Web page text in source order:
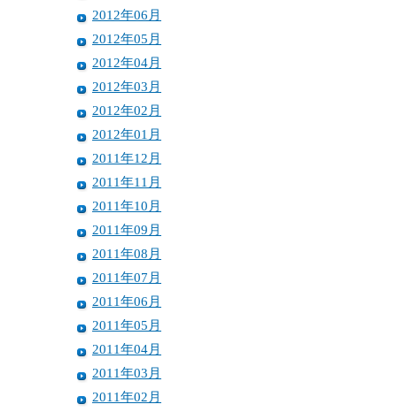
2012年06月
2012年05月
2012年04月
2012年03月
2012年02月
2012年01月
2011年12月
2011年11月
2011年10月
2011年09月
2011年08月
2011年07月
2011年06月
2011年05月
2011年04月
2011年03月
2011年02月